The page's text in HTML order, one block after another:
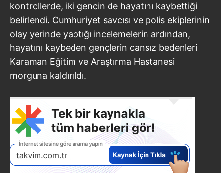
kontrollerde, iki gencin de hayatını kaybettiği
belirlendi. Cumhuriyet savcısı ve polis ekiplerinin
olay yerinde yaptığı incelemelerin ardından,
hayatını kaybeden gençlerin cansız bedenleri
Karaman Eğitim ve Araştırma Hastanesi
morguna kaldırıldı.